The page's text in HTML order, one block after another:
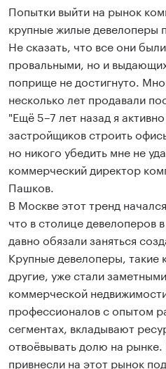
Попытки выйти на рынок
крупные жилые девелоперы
Не сказать, что все они
провальными, но и
поприще не достигнуто.
несколько лет продавали
"Ещё 5–7 лет назад я
застройщиков строить
но никого убедить мне не
коммерческий директор
Пашков.
В Москве этот тренд
что в столице девелоперов
давно обязали заняться
Крупные девелоперы,
другие, уже стали
коммерческой
профессионалов с опытом
сегментах, вкладывают
отвоёвывать долю на
привнесли на этот рынок